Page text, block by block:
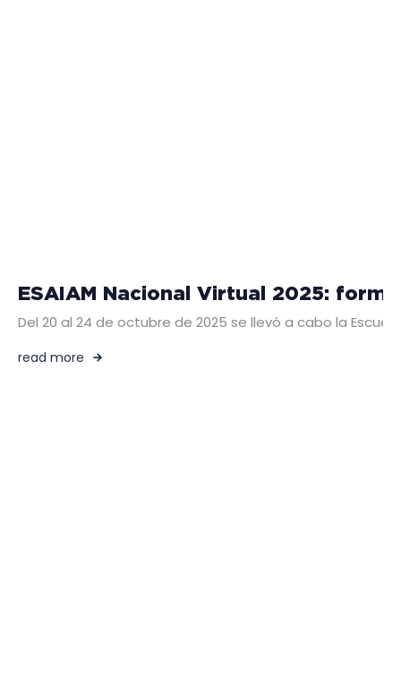
ESAIAM Nacional Virtual 2025:
Del 20 al 24 de octubre de 2025 se llevó a cabo la
read more